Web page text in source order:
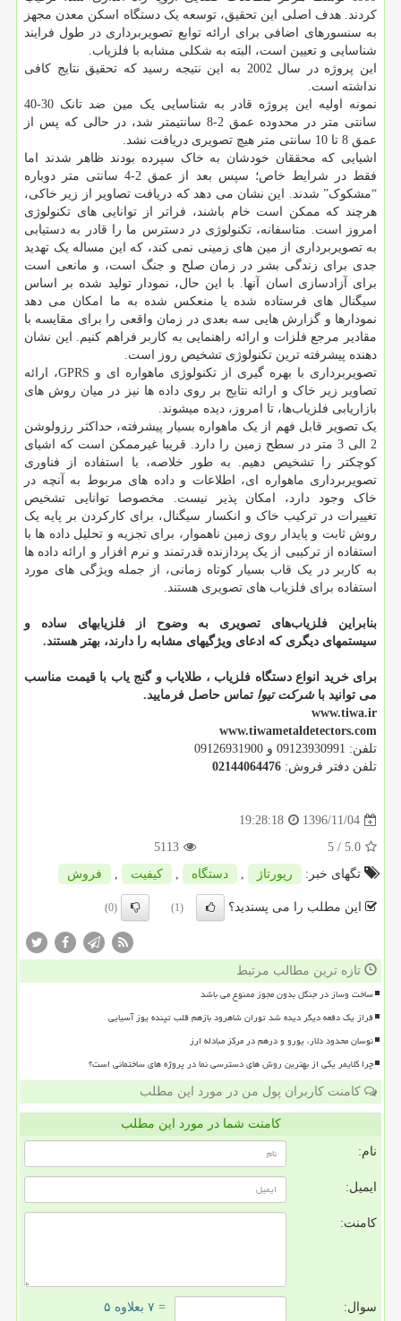
کردند. هدف اصلی این تحقیق، توسعه یک دستگاه اسکن معدن مجهز
به سنسورهای اضافی برای ارائه توابع تصویربرداری در طول فرایند
شناسایی و تعیین است، البته به شکلی مشابه با فلزیاب.
این پروژه در سال 2002 به این نتیجه رسید که تحقیق نتایج کافی
نداشته است.
نمونه اولیه این پروژه قادر به شناسایی یک مین ضد تانک 30-40
سانتی متر در محدوده عمق 2-8 سانتیمتر شد، در حالی که پس از
عمق 8 تا 10 سانتی متر هیچ تصویری دریافت نشد.
اشیایی که محققان خودشان به خاک سپرده بودند ظاهر شدند اما
فقط در شرایط خاص؛ سپس بعد از عمق 2-4 سانتی متر دوباره
“مشکوک” شدند. این نشان می دهد که دریافت تصاویر از زیر خاکی،
هرچند که ممکن است خام باشند، فراتر از توانایی های تکنولوژی
امروز است. متاسفانه، تکنولوژی در دسترس ما را قادر به دستیابی
به تصویربرداری از مین های زمینی نمی کند، که این مساله یک تهدید
جدی برای زندگی بشر در زمان صلح و جنگ است، و مانعی است
برای آزادسازی اسان آنها. با این حال، نمودار تولید شده بر اساس
سیگنال های فرستاده شده یا منعکس شده به ما امکان می دهد
نمودارها و گزارش هایی سه بعدی در زمان واقعی را برای مقایسه با
مقادیر مرجع فلزات و ارائه راهنمایی به کاربر فراهم کنیم. این نشان
دهنده پیشرفته ترین تکنولوژی تشخیص روز است.
تصویربرداری با بهره گیری از تکنولوژی ماهواره ای و GPRS، ارائه
تصاویر زیر خاک و ارائه نتایج بر روی داده ها نیز در میان روش های
بازاریابی فلزیاب‌ها، تا امروز، دیده میشوند.
یک تصویر قابل فهم از یک ماهواره بسیار پیشرفته، حداکثر رزولوشن
2 الی 3 متر در سطح زمین را دارد. قریبا غیرممکن است که اشیای
کوچکتر را تشخیص دهیم. به طور خلاصه، با استفاده از فناوری
تصویربرداری ماهواره ای، اطلاعات و داده های مربوط به آنچه در
خاک وجود دارد، امکان پذیر نیست. مخصوصا توانایی تشخیص
تغییرات در ترکیب خاک و انکسار سیگنال، برای کارکردن بر پایه یک
روش ثابت و پایدار روی زمین ناهموار، برای تجزیه و تحلیل داده ها با
استفاده از ترکیبی از یک پردازنده قدرتمند و نرم افزار و ارائه داده ها
به کاربر در یک قاب بسیار کوتاه زمانی، از جمله ویژگی های مورد
استفاده برای فلزیاب های تصویری هستند.
بنابراین فلزیاب‌های تصویری به وضوح از فلزیابهای ساده و
سیستمهای دیگری که ادعای ویژگیهای مشابه را دارند، بهتر هستند.
برای خرید انواع دستگاه فلزیاب ، طلایاب و گنج یاب با قیمت مناسب
می توانید باشرکت تیوا تماس حاصل فرمایید.
www.tiwa.ir
www.tiwametaldetectors.com
تلفن: 09123930991 و 09126931900
تلفن دفتر فروش: 02144064476
1396/11/04
19:28:18
5.0
/ 5
5113
تگهای خبر:
رپورتاژ , دستگاه , كیفیت , فروش
این مطلب را می پسندید؟ (1)
(0)
تازه ترین مطالب مرتبط
ساخت وساز در جنگل بدون مجوز ممنوع می باشد
فراز یک دفعه دیگر دیده شد توران شاهرود بازهم قلب تپنده یوز آسیایی
نوسان محدود دلار، یورو و درهم در مرکز مبادله ارز
چرا کلایمر یکی از بهترین روش های دسترسی نما در پروژه های ساختمانی است؟
کامنت کاربران پول من در مورد این مطلب
کامنت شما در مورد این مطلب
نام:
ایمیل:
کامنت:
سوال: = ۷ بعلاوه ۵